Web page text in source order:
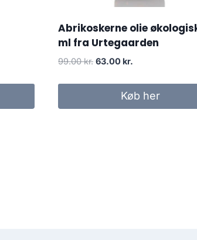
Abrikoskerne olie
ml fra Urtegaarden
99.00kr. Den
63.00 kr.
er:
Køb her